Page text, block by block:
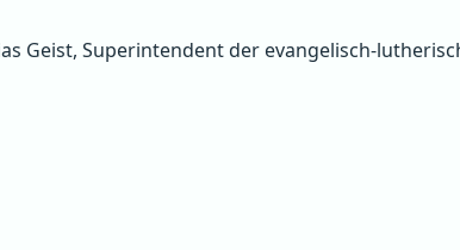
Geist, Superintendent der evangelisch-